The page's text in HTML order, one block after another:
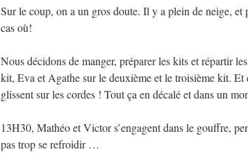
Sur le coup, on a un gros doute. Il y a plein de neige, et
cas où!
Nous décidons de manger, préparer les kits et répartir
kit, Eva et Agathe sur le deuxième et le troisième kit.
glissent sur les cordes ! Tout ça en décalé et dans un
13H30, Mathéo et Victor s’engagent dans le gouffre,
pas trop se refroidir …